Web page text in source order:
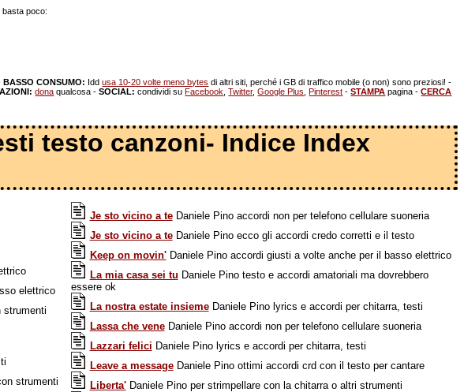
poco:
BASSO CONSUMO: Iddusa 10-20 volte meno bytes di altri siti, perché i GB di traffico mobile (o non) sono preziosi! -
dona qualcosa -SOCIAL: condividi suFacebook ,Twitter,Google Plus ,Pinterest -STAMPA pagina -CERCA
testo canzoni- Indice Index
elettrico
strumenti
strumenti
Je sto vicino a teDaniele Pino accordi non per telefono cellulare suoneria
Je sto vicino a teDaniele Pino ecco gli accordi credo corretti e il testo
Keep on movin'Daniele Pino accordi giusti a volte anche per il basso elettrico
La mia casa sei tu Daniele Pino testo e accordi amatoriali ma dovrebbero
essere ok
La nostra estate insiemeDaniele Pino lyrics e accordi per chitarra, testi
Lassa che veneDaniele Pino accordi non per telefono cellulare suoneria
Lazzari felici Daniele Pino lyrics e accordi per chitarra, testi
Leave a messageDaniele Pino ottimi accordi crd con il testo per cantare
Liberta'Daniele Pino per strimpellare con la chitarra o altri strumenti